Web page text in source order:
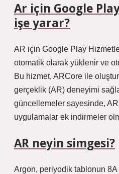
Ar için Google
işe yarar?
AR için Google Play
otomatik olarak yüklenir ve
Bu hizmet, ARCore ile
gerçeklik (AR) deneyimi
güncellemeler sayesinde,
uygulamalar ek indirmeler
AR neyin simgesi?
Argon, periyodik tablonun